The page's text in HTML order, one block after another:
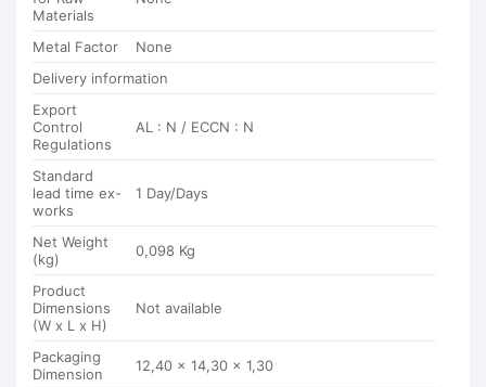
Materials
Metal Factor
None
Delivery information
Export
Control
Regulations
AL : N / ECCN : N
Standard
lead time ex-
works
1 Day/Days
Net Weight
(kg)
0,098 Kg
Product
Dimensions
(W x L x H)
Not available
Packaging
Dimension
12,40 x 14,30 x 1,30